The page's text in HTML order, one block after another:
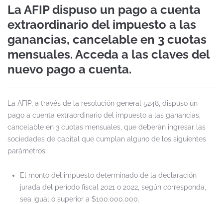
La AFIP dispuso un pago a cuenta
extraordinario del impuesto a las
ganancias, cancelable en 3 cuotas
mensuales. Acceda a las claves del
nuevo pago a cuenta.
La AFIP, a través de la resolución general 5248, dispuso un
pago a cuenta extraordinario del impuesto a las ganancias,
cancelable en 3 cuotas mensuales, que deberán ingresar las
sociedades de capital que cumplan alguno de los siguientes
parámetros:
El monto del impuesto determinado de la declaración
jurada del período fiscal 2021 o 2022, según corresponda,
sea igual o superior a $100.000.000.